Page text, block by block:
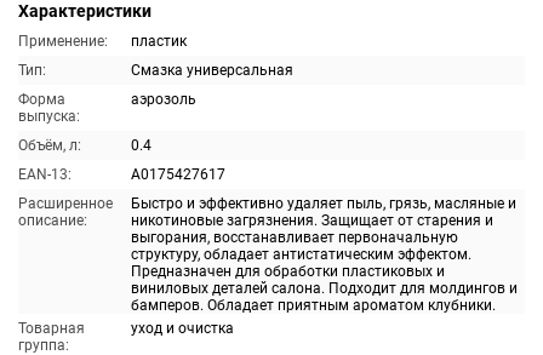
Характеристики
Применение:
пластик
Тип:
Смазка универсальная
Форма
выпуска:
аэрозоль
Объём, л:
0.4
EAN-13:
A0175427617
Расширенное
описание:
Быстро и эффективно удаляет пыль, грязь, масляные и
никотиновые загрязнения. Защищает от старения и
выгорания, восстанавливает первоначальную
структуру, обладает антистатическим эффектом.
Предназначен для обработки пластиковых и
виниловых деталей салона. Подходит для молдингов и
бамперов. Обладает приятным ароматом клубники.
Товарная
группа:
уход и очистка